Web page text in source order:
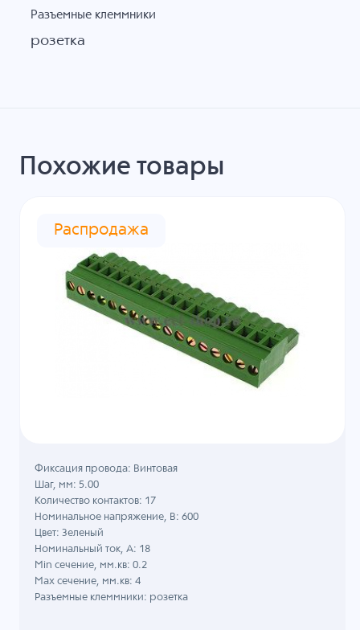
Разъемные клеммники
розетка
Похожие товары
Распродажа
Фиксация провода: Винтовая
Шаг, мм: 5.00
Количество контактов: 17
Номинальное напряжение, B: 600
Цвет: Зеленый
Номинальный ток, А: 18
Min сечение, мм.кв: 0.2
Max сечение, мм.кв: 4
Разъемные клеммники: розетка